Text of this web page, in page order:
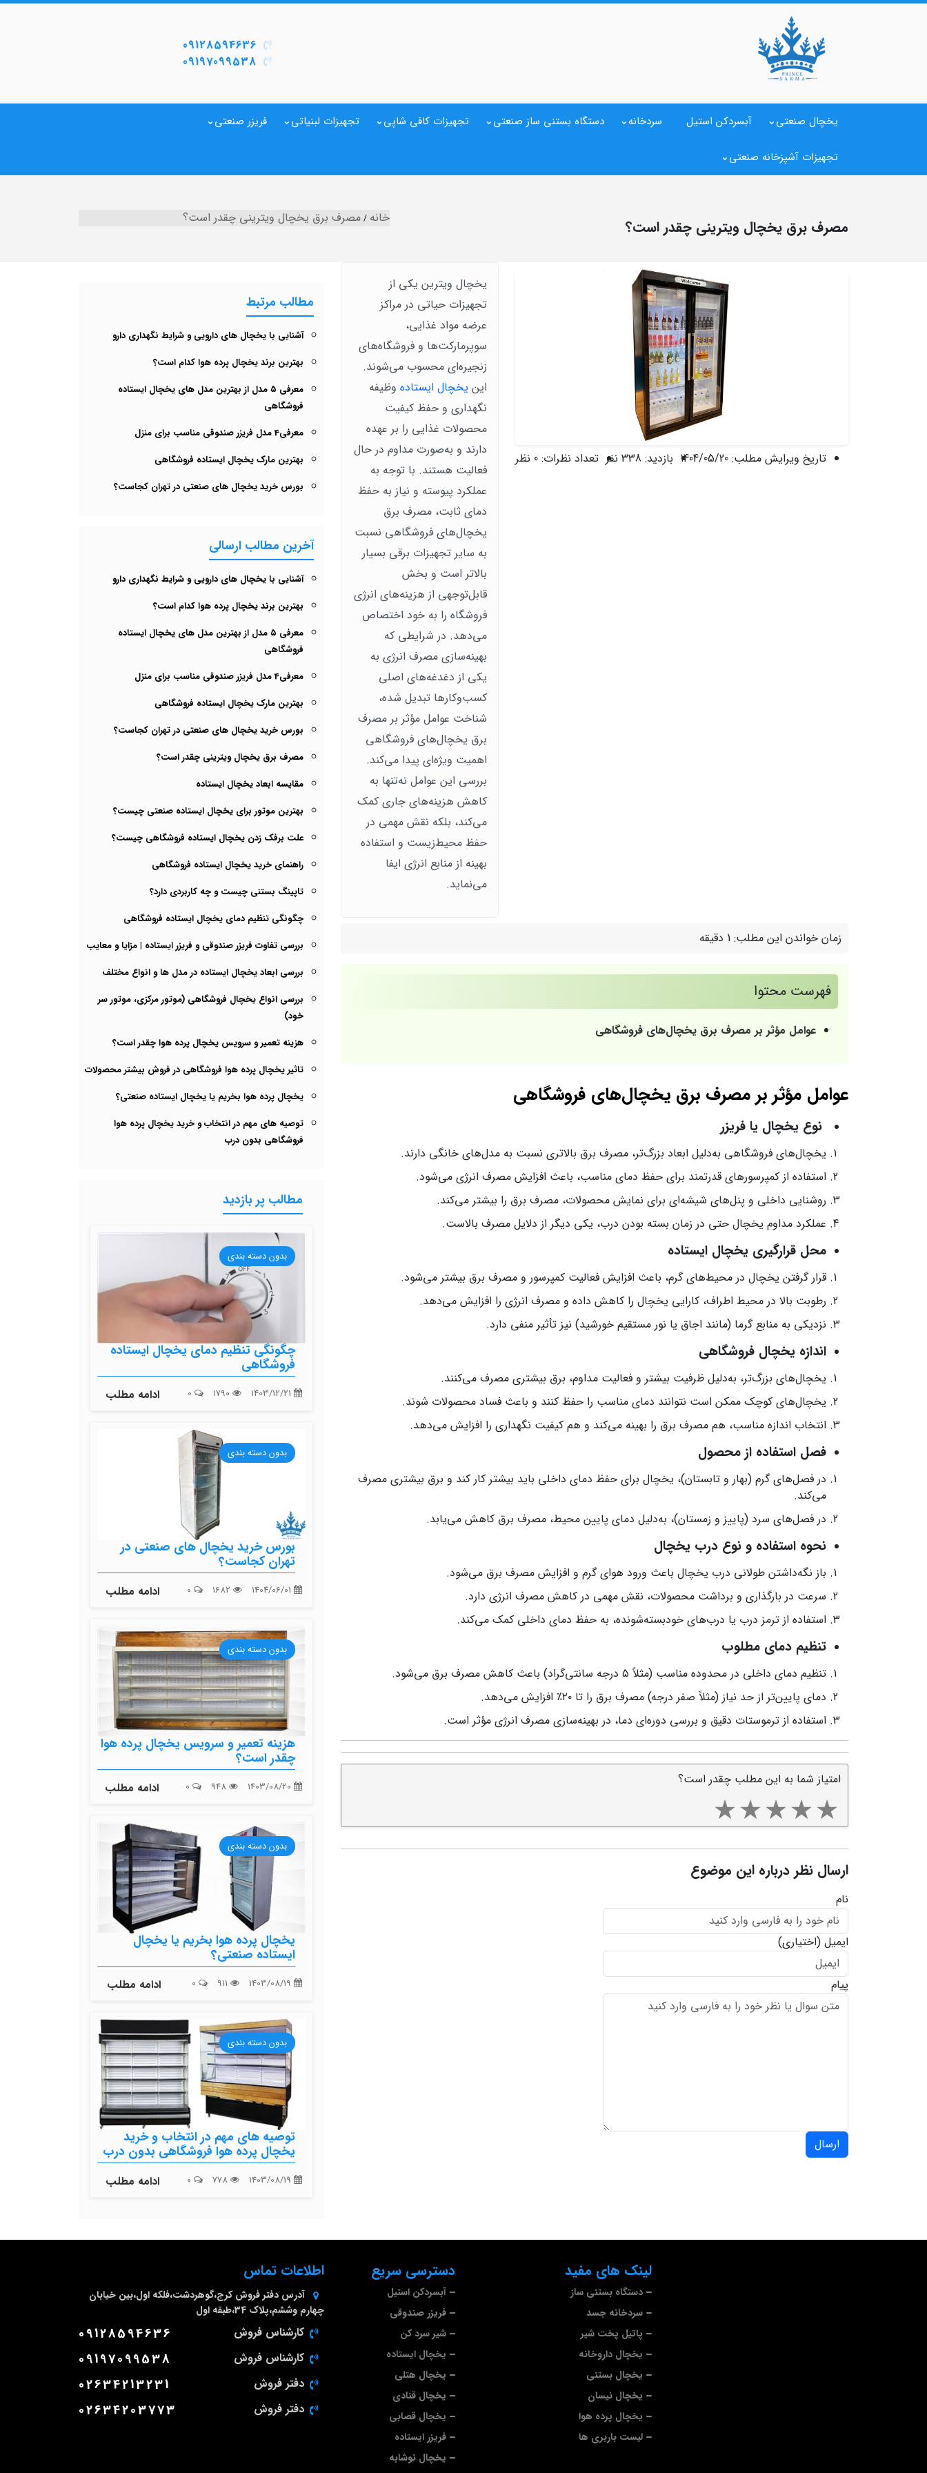
09128594636
09197099538
یخچال صنعتی آبسردکن استیل سردخانه دستگاه بستنی ساز صنعتی تجهیزات کافی شاپی تجهیزات لبنیاتی فریزر صنعتی
تجهیزات آشپزخانه صنعتی
مصرف برق یخچال ویترینی چقدر است؟ خانه مصرف برق یخچال ویترینی چقدر است؟
تاریخ ویرایش مطلب: 1404/05/20 بازدید: 338 نفر تعداد نظرات: 0 نظر
یخچال‌ ویترین یکی از
تجهیزات حیاتی در مراکز
عرضه مواد غذایی،
سوپرمارکت‌ها و فروشگاه‌های
زنجیره‌ای محسوب می‌شوند.
این یخچال ایستادهوظیفه
نگهداری و حفظ کیفیت
محصولات غذایی را بر عهده
دارند و به‌صورت مداوم در حال
فعالیت هستند. با توجه به
عملکرد پیوسته و نیاز به حفظ
دمای ثابت، مصرف برق
یخچال‌های فروشگاهی نسبت
به سایر تجهیزات برقی بسیار
بالاتر است و بخش
قابل‌توجهی از هزینه‌های انرژی
فروشگاه را به خود اختصاص
می‌دهد. در شرایطی که
بهینه‌سازی مصرف انرژی به
یکی از دغدغه‌های اصلی
کسب‌وکارها تبدیل شده،
شناخت عوامل مؤثر بر مصرف
برق یخچال‌های فروشگاهی
اهمیت ویژه‌ای پیدا می‌کند.
بررسی این عوامل نه‌تنها به
کاهش هزینه‌های جاری کمک
می‌کند، بلکه نقش مهمی در
حفظ محیط‌زیست و استفاده
بهینه از منابع انرژی ایفا
می‌نماید.
زمان خواندن این مطلب: 1 دقیقه
فهرست محتوا
عوامل مؤثر بر مصرف برق یخچال‌های فروشگاهی
عوامل مؤثر بر مصرف برق یخچال‌های فروشگاهی
نوع یخچال یا فریزر
یخچال‌های فروشگاهی به‌دلیل ابعاد بزرگ‌تر، مصرف برق بالاتری نسبت به مدل‌های خانگی دارند.
استفاده از کمپرسورهای قدرتمند برای حفظ دمای مناسب، باعث افزایش مصرف انرژی می‌شود.
روشنایی داخلی و پنل‌های شیشه‌ای برای نمایش محصولات، مصرف برق را بیشتر می‌کند.
عملکرد مداوم یخچال حتی در زمان بسته بودن درب، یکی دیگر از دلایل مصرف بالاست.
محل قرارگیری یخچال ایستاده
قرار گرفتن یخچال در محیط‌های گرم، باعث افزایش فعالیت کمپرسور و مصرف برق بیشتر می‌شود.
رطوبت بالا در محیط اطراف، کارایی یخچال را کاهش داده و مصرف انرژی را افزایش می‌دهد.
نزدیکی به منابع گرما (مانند اجاق یا نور مستقیم خورشید) نیز تأثیر منفی دارد.
اندازه یخچال فروشگاهی
یخچال‌های بزرگ‌تر، به‌دلیل ظرفیت بیشتر و فعالیت مداوم، برق بیشتری مصرف می‌کنند.
یخچال‌های کوچک ممکن است نتوانند دمای مناسب را حفظ کنند و باعث فساد محصولات شوند.
انتخاب اندازه مناسب، هم مصرف برق را بهینه می‌کند و هم کیفیت نگهداری را افزایش می‌دهد.
فصل استفاده از محصول
در فصل‌های گرم (بهار و تابستان)، یخچال برای حفظ دمای داخلی باید بیشتر کار کند و برق بیشتری مصرف
می‌کند.
در فصل‌های سرد (پاییز و زمستان)، به‌دلیل دمای پایین محیط، مصرف برق کاهش می‌یابد.
نحوه استفاده و نوع درب یخچال
باز نگه‌داشتن طولانی درب یخچال باعث ورود هوای گرم و افزایش مصرف برق می‌شود.
سرعت در بارگذاری و برداشت محصولات، نقش مهمی در کاهش مصرف انرژی دارد.
استفاده از ترمز درب یا درب‌های خودبسته‌شونده، به حفظ دمای داخلی کمک می‌کند.
تنظیم دمای مطلوب
تنظیم دمای داخلی در محدوده مناسب (مثلاً ۵ درجه سانتی‌گراد) باعث کاهش مصرف برق می‌شود.
دمای پایین‌تر از حد نیاز (مثلاً صفر درجه) مصرف برق را تا ۲۰٪ افزایش می‌دهد.
استفاده از ترموستات دقیق و بررسی دوره‌ای دما، در بهینه‌سازی مصرف انرژی مؤثر است.
امتیاز شما به این مطلب چقدر است؟
ارسال نظر درباره این موضوع
نام
ایمیل (اختیاری)
پیام
ارسال
مطالب مرتبط
آشنایی با یخچال های دارویی و شرایط نگهداری دارو
بهترین برند یخچال پرده هوا کدام است؟
معرفی ۵ مدل از بهترین مدل های یخچال‌ ایستاده
فروشگاهی
معرفی4 مدل فریزر صندوقی مناسب برای منزل
بهترین مارک یخچال ایستاده فروشگاهی
بورس خرید یخچال های صنعتی در تهران کجاست؟
آخرین مطالب ارسالی
آشنایی با یخچال های دارویی و شرایط نگهداری دارو
بهترین برند یخچال پرده هوا کدام است؟
معرفی ۵ مدل از بهترین مدل های یخچال‌ ایستاده
فروشگاهی
معرفی4 مدل فریزر صندوقی مناسب برای منزل
بهترین مارک یخچال ایستاده فروشگاهی
بورس خرید یخچال های صنعتی در تهران کجاست؟
مصرف برق یخچال ویترینی چقدر است؟
مقایسه ابعاد یخچال ایستاده
بهترین موتور برای یخچال ایستاده صنعتی چیست؟
علت برفک زدن یخچال ایستاده فروشگاهی چیست؟
راهنمای خرید یخچال ایستاده فروشگاهی
تاپینگ بستنی چیست و چه کاربردی دارد؟
چگونگی تنظیم دمای یخچال ایستاده فروشگاهی
بررسی تفاوت فریزر صندوقی و فریزر ایستاده | مزایا و معایب
بررسی ابعاد یخچال ایستاده در مدل ها و انواع مختلف
بررسی انواع یخچال فروشگاهی (موتور مرکزی، موتور سر
خود)
هزینه تعمیر و سرویس یخچال پرده هوا چقدر است؟
تاثیر یخچال پرده هوا فروشگاهی در فروش بیشتر محصولات
یخچال پرده هوا بخریم یا یخچال ایستاده صنعتی؟
توصیه های مهم در انتخاب و خرید یخچال پرده هوا
فروشگاهی بدون درب
مطالب پر بازدید
بدون دسته بندی
چگونگی تنظیم دمای یخچال ایستاده
فروشگاهی
ادامه مطلب
بدون دسته بندی
بورس خرید یخچال های صنعتی در
تهران کجاست؟
ادامه مطلب
بدون دسته بندی
هزینه تعمیر و سرویس یخچال پرده هوا
چقدر است؟
ادامه مطلب
بدون دسته بندی
یخچال پرده هوا بخریم یا یخچال
ایستاده صنعتی؟
ادامه مطلب
بدون دسته بندی
توصیه های مهم در انتخاب و خرید
یخچال پرده هوا فروشگاهی بدون درب
ادامه مطلب
لینک های مفید
دستگاه بستنی ساز
سردخانه جسد
پاتیل پخت شیر
یخچال داروخانه
یخچال بستنی
یخچال نیسان
یخچال پرده هوا
لیست باربری ها
دسترسی سریع
آبسردکن استیل
فریزر صندوقی
شیر سرد کن
یخچال ایستاده
یخچال هتلی
یخچال قنادی
یخچال قصابی
فریزر ایستاده
یخچال نوشابه
اطلاعات تماس
آدرس دفتر فروش کرج،گوهردشت،فلکه اول،بین خیابان
چهارم وششم،پلاک 34،طبقه اول
کارشناس فروش 09128594636
کارشناس فروش 09197099538
دفتر فروش 02634213231
دفتر فروش 02634203773